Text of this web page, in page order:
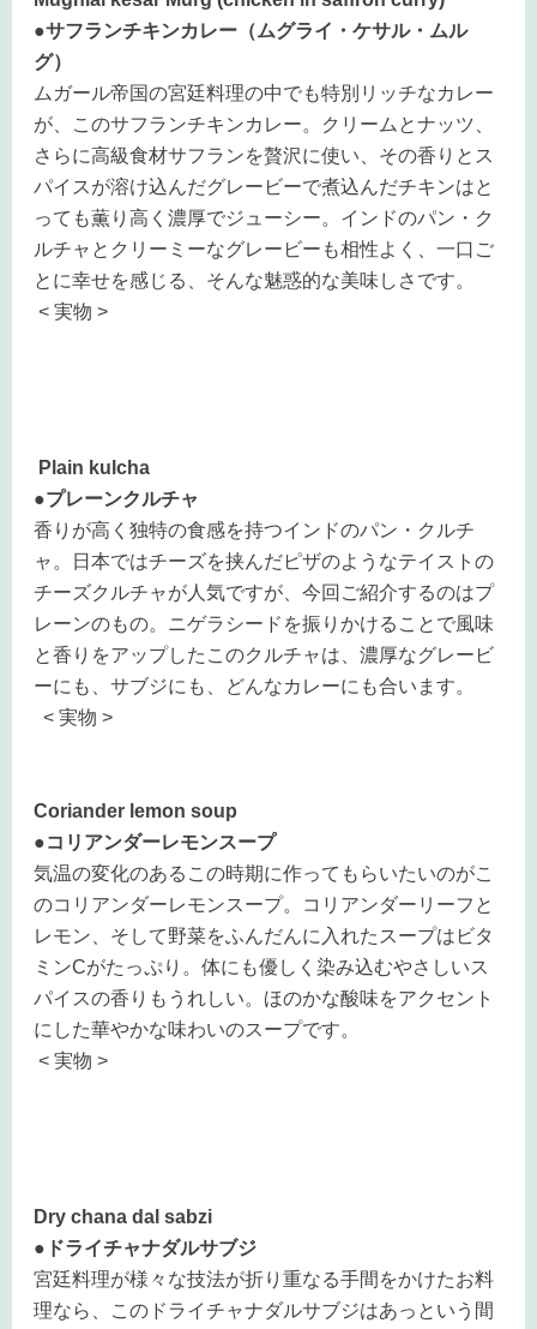
●サフランチキンカレー（ムグライ・ケサル・ムル
グ）
ムガール帝国の宮廷料理の中でも特別リッチなカレー
が、このサフランチキンカレー。クリームとナッツ、
さらに高級食材サフランを贅沢に使い、その香りとス
パイスが溶け込んだグレービーで煮込んだチキンはと
っても薫り高く濃厚でジューシー。インドのパン・ク
ルチャとクリーミーなグレービーも相性よく、一口ご
とに幸せを感じる、そんな魅惑的な美味しさです。
< 実物 >
Plain kulcha
●プレーンクルチャ
香りが高く独特の食感を持つインドのパン・クルチ
ャ。日本ではチーズを挟んだピザのようなテイストの
チーズクルチャが人気ですが、今回ご紹介するのはプ
レーンのもの。ニゲラシードを振りかけることで風味
と香りをアップしたこのクルチャは、濃厚なグレービ
ーにも、サブジにも、どんなカレーにも合います。
< 実物 >
Coriander lemon soup
●コリアンダーレモンスープ
気温の変化のあるこの時期に作ってもらいたいのがこ
のコリアンダーレモンスープ。コリアンダーリーフと
レモン、そして野菜をふんだんに入れたスープはビタ
ミンCがたっぷり。体にも優しく染み込むやさしいス
パイスの香りもうれしい。ほのかな酸味をアクセント
にした華やかな味わいのスープです。
< 実物 >
Dry chana dal sabzi
●ドライチャナダルサブジ
宮廷料理が様々な技法が折り重なる手間をかけたお料
理なら、このドライチャナダルサブジはあっという間